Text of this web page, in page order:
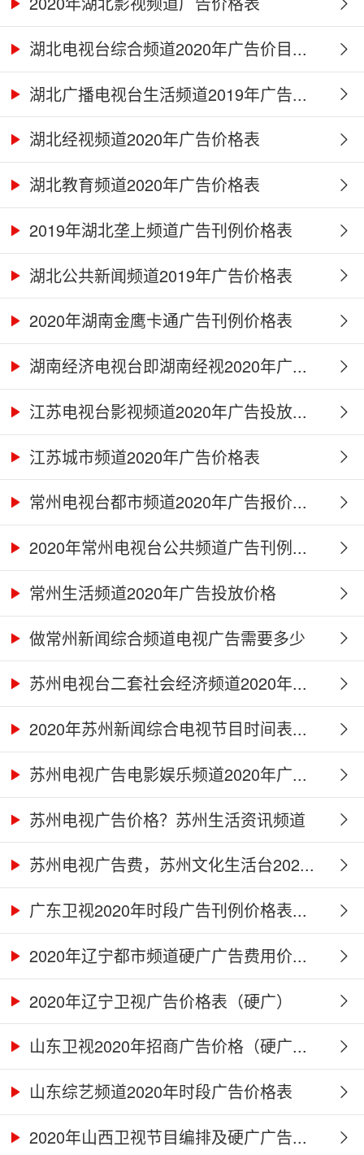
湖北电视台综合频道2020年广告价目...
湖北广播电视台生活频道2019年广告...
湖北经视频道2020年广告价格表
湖北教育频道2020年广告价格表
2019年湖北垄上频道广告刊例价格表
湖北公共新闻频道2019年广告价格表
2020年湖南金鹰卡通广告刊例价格表
湖南经济电视台即湖南经视2020年广...
江苏电视台影视频道2020年广告投放...
江苏城市频道2020年广告价格表
常州电视台都市频道2020年广告报价...
2020年常州电视台公共频道广告刊例...
常州生活频道2020年广告投放价格
做常州新闻综合频道电视广告需要多少
钱...苏州电视台二套社会经济频道2020年...
2020年苏州新闻综合电视节目时间表...
苏州电视广告电影娱乐频道2020年广...
苏州电视广告价格？苏州生活资讯频道
2...苏州电视广告费，苏州文化生活台202...
广东卫视2020年时段广告刊例价格表...
2020年辽宁都市频道硬广广告费用价...
2020年辽宁卫视广告价格表（硬广）
山东卫视2020年招商广告价格（硬广...
山东综艺频道2020年时段广告价格表
2020年山西卫视节目编排及硬广广告...